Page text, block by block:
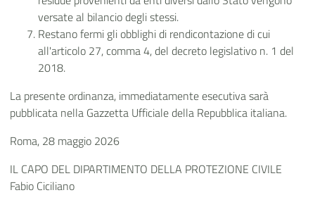
versate al bilancio degli stessi.
Restano fermi gli obblighi di rendicontazione di cui
all'articolo 27, comma 4, del decreto legislativo n. 1 del
2018.
La presente ordinanza, immediatamente esecutiva sarà
pubblicata nella Gazzetta Ufficiale della Repubblica italiana.
Roma, 28 maggio 2026
IL CAPO DEL DIPARTIMENTO DELLA PROTEZIONE CIVILE
Fabio Ciciliano